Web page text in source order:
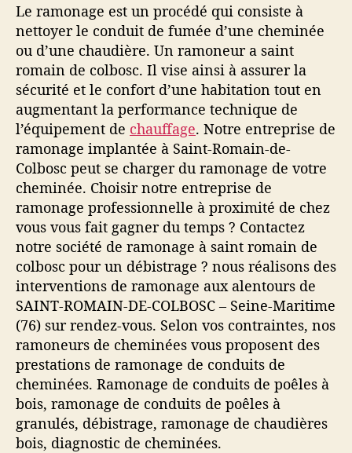
Le ramonage est un procédé qui consiste à
nettoyer le conduit de fumée d’une cheminée
ou d’une chaudière. Un ramoneur a saint
romain de colbosc. Il vise ainsi à assurer la
sécurité et le confort d’une habitation tout en
augmentant la performance technique de
l’équipement de chauffage. Notre entreprise de
ramonage implantée à Saint-Romain-de-
Colbosc peut se charger du ramonage de votre
cheminée. Choisir notre entreprise de
ramonage professionnelle à proximité de chez
vous vous fait gagner du temps ? Contactez
notre société de ramonage à saint romain de
colbosc pour un débistrage ? nous réalisons des
interventions de ramonage aux alentours de
SAINT-ROMAIN-DE-COLBOSC – Seine-Maritime
(76) sur rendez-vous. Selon vos contraintes, nos
ramoneurs de cheminées vous proposent des
prestations de ramonage de conduits de
cheminées. Ramonage de conduits de poêles à
bois, ramonage de conduits de poêles à
granulés, débistrage, ramonage de chaudières
bois, diagnostic de cheminées.